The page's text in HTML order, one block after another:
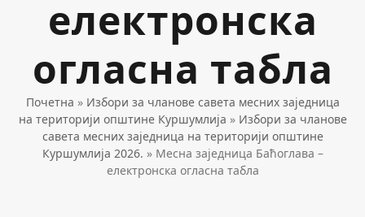
електронска
огласна табла
Почетна » Избори за чланове савета месних заједница
на територији општине Куршумлија » Избори за чланове
савета месних заједница на територији општине
Куршумлија 2026. » Месна заједница Баћоглава –
електронска огласна табла